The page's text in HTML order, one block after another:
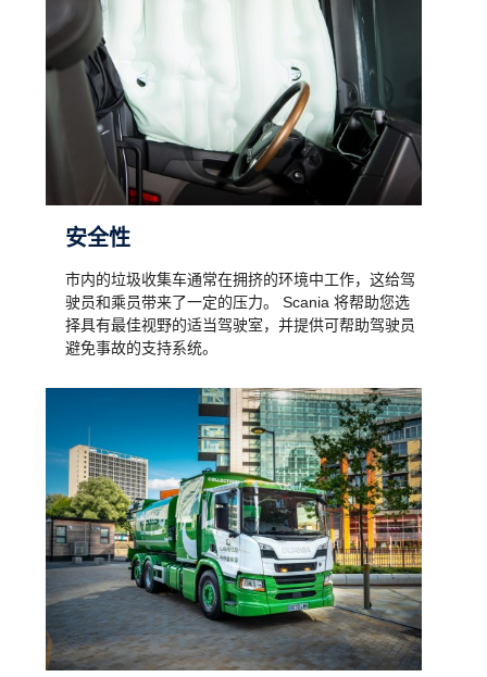
安全性
市内的垃圾收集车通常在拥挤的环境中工作，这给驾
驶员和乘员带来了一定的压力。 Scania 将帮助您选
择具有最佳视野的适当驾驶室，并提供可帮助驾驶员
避免事故的支持系统。